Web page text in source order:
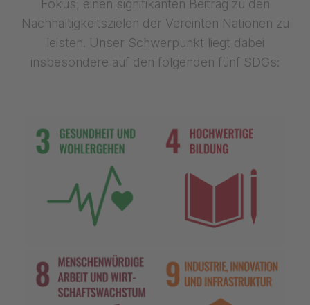
Fokus, einen signifikanten Beitrag zu den
Nachhaltigkeitszielen der Vereinten Nationen zu
leisten. Unser Schwerpunkt liegt dabei
insbesondere auf den folgenden fünf SDGs: